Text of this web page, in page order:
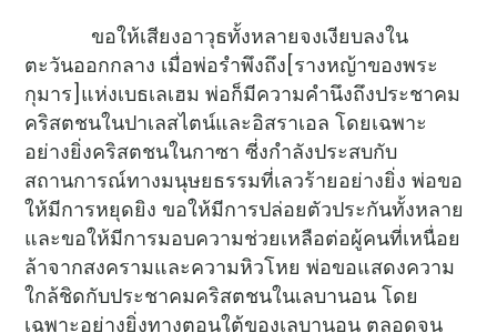
ขอให้เสียงอาวุธทั้งหลายจงเงียบลงใน
ตะวันออกกลาง เมื่อพ่อรำพึงถึง[รางหญ้าของพระ
กุมาร]แห่งเบธเลเฮม พ่อก็มีความคำนึงถึงประชาคม
คริสตชนในปาเลสไตน์และอิสราเอล โดยเฉพาะ
อย่างยิ่งคริสตชนในกาซา ซี่งกำลังประสบกับ
สถานการณ์ทางมนุษยธรรมที่เลวร้ายอย่างยิ่ง พ่อขอ
ให้มีการหยุดยิง ขอให้มีการปล่อยตัวประกันทั้งหลาย
และขอให้มีการมอบความช่วยเหลือต่อผู้คนที่เหนื่อย
ล้าจากสงครามและความหิวโหย พ่อขอแสดงความ
ใกล้ชิดกับประชาคมคริสตชนในเลบานอน โดย
เฉพาะอย่างยิ่งทางตอนใต้ของเลบานอน ตลอดจน